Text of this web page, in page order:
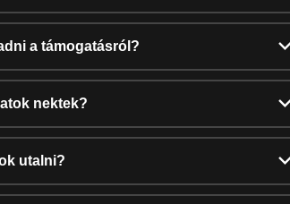
a támogatásról?
nektek?
utalni?